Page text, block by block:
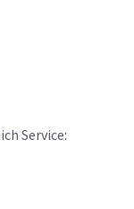
Service: